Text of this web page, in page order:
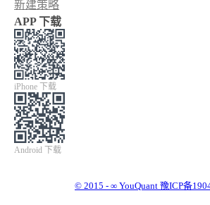
新建策略
APP 下载
iPhone 下载
Android 下载
© 2015 - ∞ YouQuant 豫ICP备